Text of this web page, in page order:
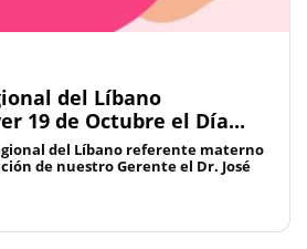
del Líbano
19 de Octubre el Día...
del Líbano referente materno
de nuestro Gerente el Dr. José